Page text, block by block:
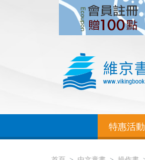
特惠活動